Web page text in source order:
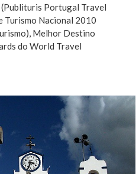
Portugal Travel
Turismo Nacional 2010
Melhor Destino
do World Travel